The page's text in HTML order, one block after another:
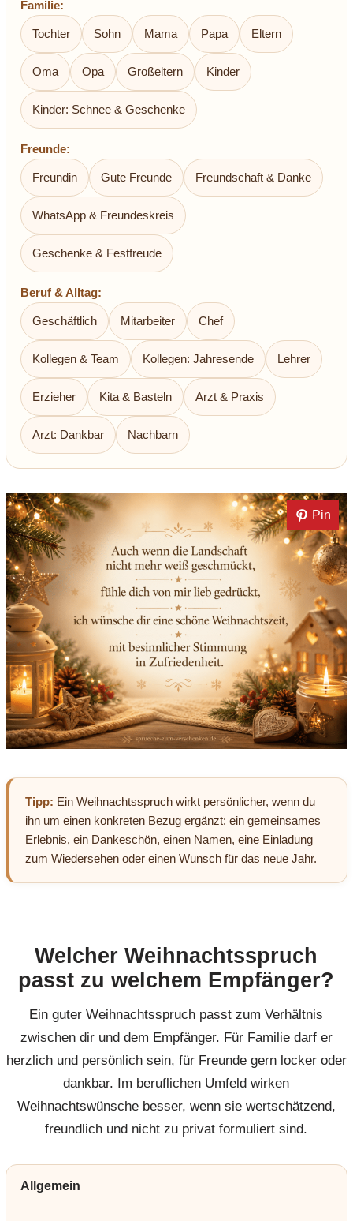
Familie:
Tochter Sohn Mama Papa Eltern
Oma Opa Großeltern Kinder
Kinder: Schnee & Geschenke
Freunde:
Freundin Gute Freunde Freundschaft & Danke
WhatsApp & Freundeskreis
Geschenke & Festfreude
Beruf & Alltag:
Geschäftlich Mitarbeiter Chef
Kollegen & Team Kollegen: Jahresende Lehrer
Erzieher Kita & Basteln Arzt & Praxis
Arzt: Dankbar Nachbarn
Pin
Tipp: Ein Weihnachtsspruch wirkt persönlicher, wenn du
ihn um einen konkreten Bezug ergänzt: ein gemeinsames
Erlebnis, ein Dankeschön, einen Namen, eine Einladung
zum Wiedersehen oder einen Wunsch für das neue Jahr.
Welcher Weihnachtsspruch
passt zu welchem Empfänger?
Ein guter Weihnachtsspruch passt zum Verhältnis
zwischen dir und dem Empfänger. Für Familie darf er
herzlich und persönlich sein, für Freunde gern locker oder
dankbar. Im beruflichen Umfeld wirken
Weihnachtswünsche besser, wenn sie wertschätzend,
freundlich und nicht zu privat formuliert sind.
Allgemein